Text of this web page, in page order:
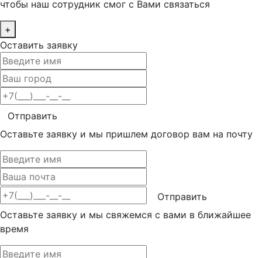
чтобы наш сотрудник смог с Вами связаться
+
Оставить заявку
Отправить
Оставьте заявку и мы пришлем договор вам на почту
Отправить
Оставьте заявку и мы свяжемся с вами в ближайшее
время